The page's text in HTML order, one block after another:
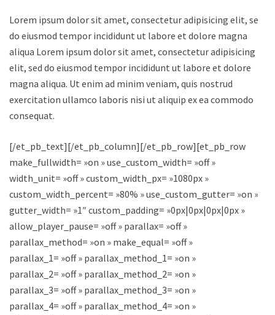
Lorem ipsum dolor sit amet, consectetur adipisicing elit, sed
do eiusmod tempor incididunt ut labore et dolore magna
aliqua Lorem ipsum dolor sit amet, consectetur adipisicing
elit, sed do eiusmod tempor incididunt ut labore et dolore
magna aliqua. Ut enim ad minim veniam, quis nostrud
exercitation ullamco laboris nisi ut aliquip ex ea commodo
consequat.
[/et_pb_text][/et_pb_column][/et_pb_row][et_pb_row
make_fullwidth= »on » use_custom_width= »off »
width_unit= »off » custom_width_px= »1080px »
custom_width_percent= »80% » use_custom_gutter= »on »
gutter_width= »1″ custom_padding= »0px|0px|0px|0px »
allow_player_pause= »off » parallax= »off »
parallax_method= »on » make_equal= »off »
parallax_1= »off » parallax_method_1= »on »
parallax_2= »off » parallax_method_2= »on »
parallax_3= »off » parallax_method_3= »on »
parallax_4= »off » parallax_method_4= »on »